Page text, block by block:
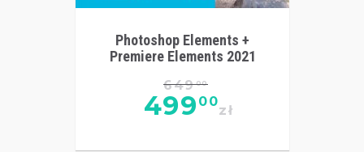
Photoshop Elements +
Premiere Elements 2021
64900
499 00
zł